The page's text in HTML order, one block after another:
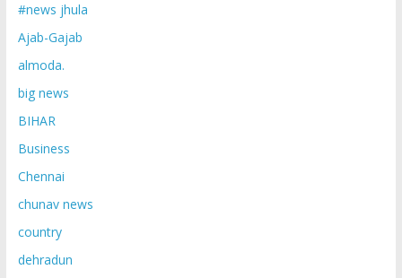
#news jhula
Ajab-Gajab
almoda.
big news
BIHAR
Business
Chennai
chunav news
country
dehradun